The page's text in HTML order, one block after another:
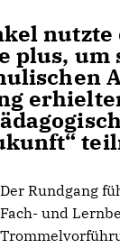
plus,
Der Rundgang
Fach- und